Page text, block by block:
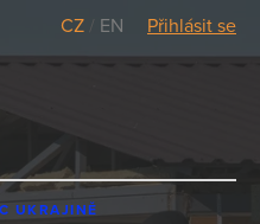
CZ / EN Přihlásit se
UKRAJINĚ